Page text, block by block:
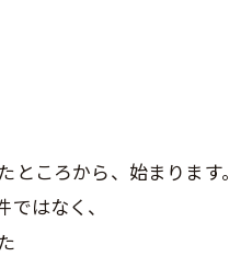
ころから、始まります。
はなく、